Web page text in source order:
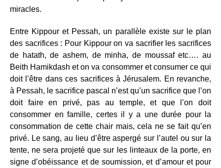
miracles.
Entre Kippour et Pessah, un parallèle existe sur le plan
des sacrifices : Pour Kippour on va sacrifier les sacrifices
de hatath, de ashem, de minha, de moussaf etc…. au
Beith Hamikdash et on va consommer et consumer ce qui
doit l’être dans ces sacrifices à Jérusalem. En revanche,
à Pessah, le sacrifice pascal n’est qu’un sacrifice que l’on
doit faire en privé, pas au temple, et que l’on doit
consommer en famille, certes il y a une durée pour la
consommation de cette chair mais, cela ne se fait qu’en
privé. Le sang, au lieu d’être aspergé sur l’autel ou sur la
tente, ne sera projeté que sur les linteaux de la porte, en
signe d’obéissance et de soumission, et d’amour et pour